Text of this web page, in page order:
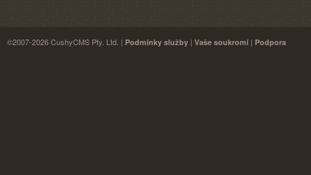
©2007-2026 CushyCMS Pty. Ltd. | Podmínky služby | Vaše soukromí | Podpora